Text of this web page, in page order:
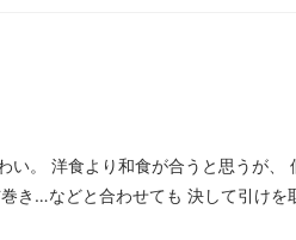
い。 洋食より和食が合うと思うが、
き…などと合わせても 決して引けを